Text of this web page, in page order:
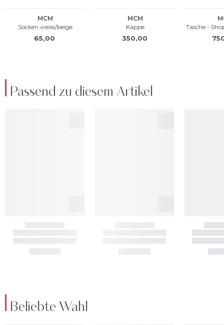
Passend zu diesem Artikel
Beliebte Wahl